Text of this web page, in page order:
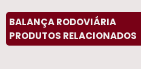
BALANÇA RODOVIÁRIA
PRODUTOS RELACIONADOS